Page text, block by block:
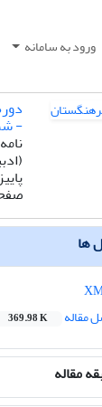
ورود به سامانه
-
پاییز
ها
مقاله
369.98 K
مقاله